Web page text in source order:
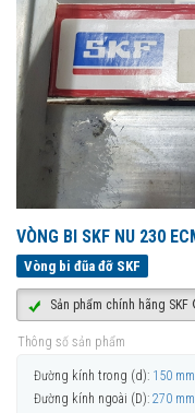
VÒNG BI SKF NU 230
Vòng bi đũa đỡ SKF
Sản phẩm chính hãng SKF
Thông số sản phẩm
Đường kính trong (d): 150 mm
Đường kính ngoài (D): 270 mm